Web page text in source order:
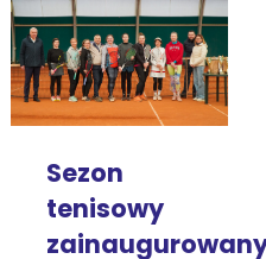
Sezon
tenisowy